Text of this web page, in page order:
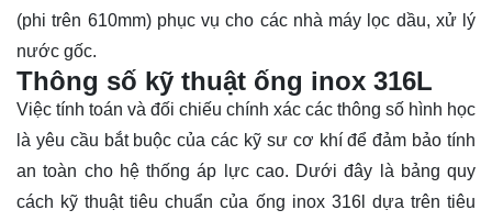
(phi trên 610mm) phục vụ cho các nhà máy lọc dầu, xử lý
nước gốc.
Thông số kỹ thuật ống inox 316L
Việc tính toán và đối chiếu chính xác các thông số hình học
là yêu cầu bắt buộc của các kỹ sư cơ khí để đảm bảo tính
an toàn cho hệ thống áp lực cao. Dưới đây là bảng quy
cách kỹ thuật tiêu chuẩn của ống inox 316l dựa trên tiêu